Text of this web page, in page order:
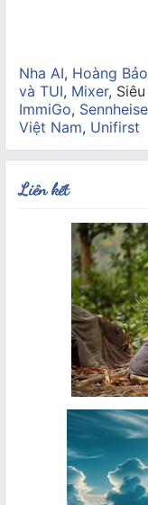
Nha AI, Hoàng
và TUI, Mixer,
ImmiGo,
Việt Nam, Unifirst
Liên kết